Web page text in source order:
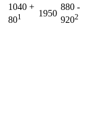
1040 +
801 1950
880 -
9202